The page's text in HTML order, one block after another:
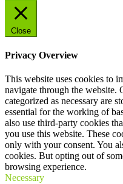
Close
Privacy Overview
This website uses cookies to
navigate through the website.
categorized as necessary are
essential for the working of
also use third-party cookies
you use this website. These
only with your consent. You
cookies. But opting out of
browsing experience.
Necessary